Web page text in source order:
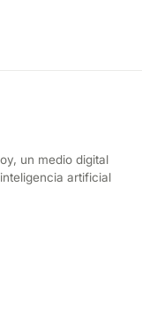
un medio digital
artificial